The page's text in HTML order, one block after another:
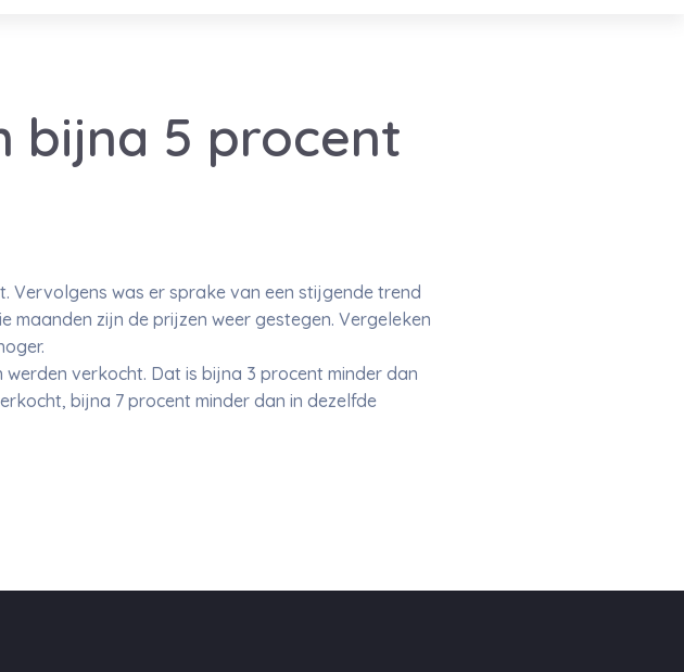
bijna 5 procent
Vervolgens was er sprake van een stijgende trend
maanden zijn de prijzen weer gestegen. Vergeleken
verkocht. Dat is bijna 3 procent minder dan
bijna 7 procent minder dan in dezelfde